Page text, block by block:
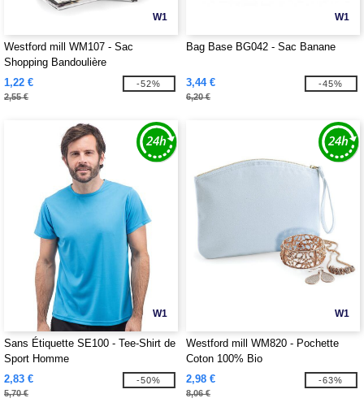
W1
Westford mill WM107 - Sac
Shopping Bandoulière
1,22 €
2,55 €
-52%
W1
Bag Base BG042 - Sac Banane
3,44 €
6,20 €
-45%
W1
Sans Étiquette SE100 - Tee-Shirt de
Sport Homme
2,83 €
5,70 €
-50%
W1
Westford mill WM820 - Pochette
Coton 100% Bio
2,98 €
8,06 €
-63%